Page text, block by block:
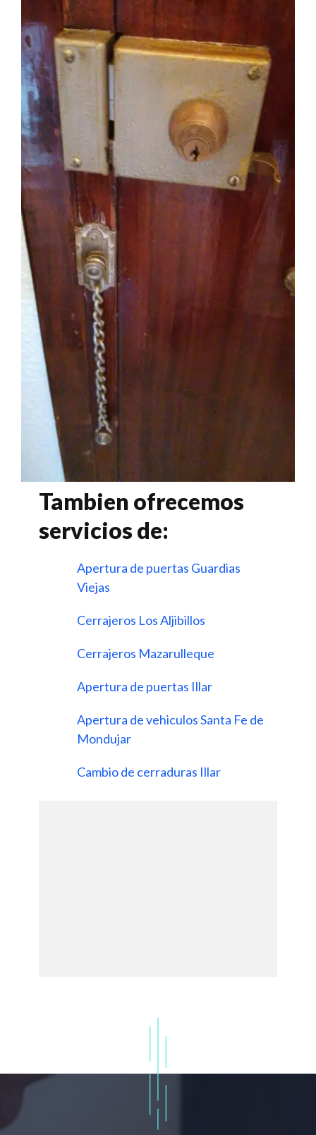
Tambien ofrecemos
servicios de:
Apertura de puertas Guardias
Viejas
Cerrajeros Los Aljibillos
Cerrajeros Mazarulleque
Apertura de puertas Illar
Apertura de vehiculos Santa Fe de
Mondujar
Cambio de cerraduras Illar